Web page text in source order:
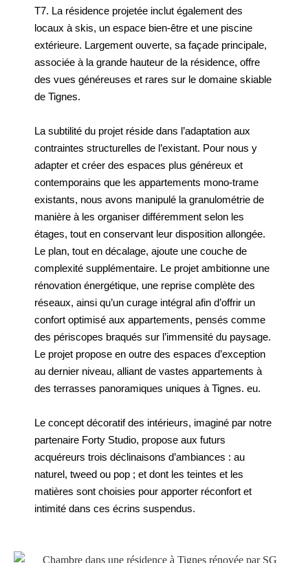
T7. La résidence projetée inclut également des
locaux à skis, un espace bien-être et une piscine
extérieure. Largement ouverte, sa façade principale,
associée à la grande hauteur de la résidence, offre
des vues généreuses et rares sur le domaine skiable
de Tignes.
La subtilité du projet réside dans l’adaptation aux
contraintes structurelles de l’existant. Pour nous y
adapter et créer des espaces plus généreux et
contemporains que les appartements mono-trame
existants, nous avons manipulé la granulométrie de
manière à les organiser différemment selon les
étages, tout en conservant leur disposition allongée.
Le plan, tout en décalage, ajoute une couche de
complexité supplémentaire. Le projet ambitionne une
rénovation énergétique, une reprise complète des
réseaux, ainsi qu’un curage intégral afin d’offrir un
confort optimisé aux appartements, pensés comme
des périscopes braqués sur l’immensité du paysage.
Le projet propose en outre des espaces d’exception
au dernier niveau, alliant de vastes appartements à
des terrasses panoramiques uniques à Tignes. eu.
Le concept décoratif des intérieurs, imaginé par notre
partenaire Forty Studio, propose aux futurs
acquéreurs trois déclinaisons d’ambiances : au
naturel, tweed ou pop ; et dont les teintes et les
matières sont choisies pour apporter réconfort et
intimité dans ces écrins suspendus.